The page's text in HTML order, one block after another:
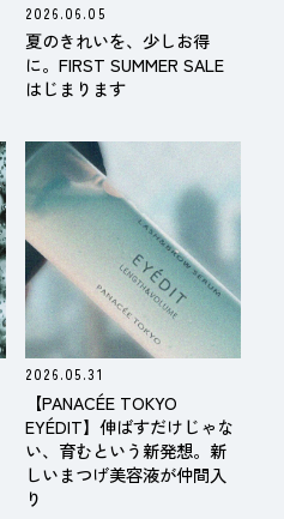
2026.06.05
夏のきれいを、少しお得
に。FIRST SUMMER SALE
はじまります
2026.05.31
【PANACÉE TOKYO
EYÉDIT】伸ばすだけじゃな
い、育むという新発想。新
しいまつげ美容液が仲間入
り